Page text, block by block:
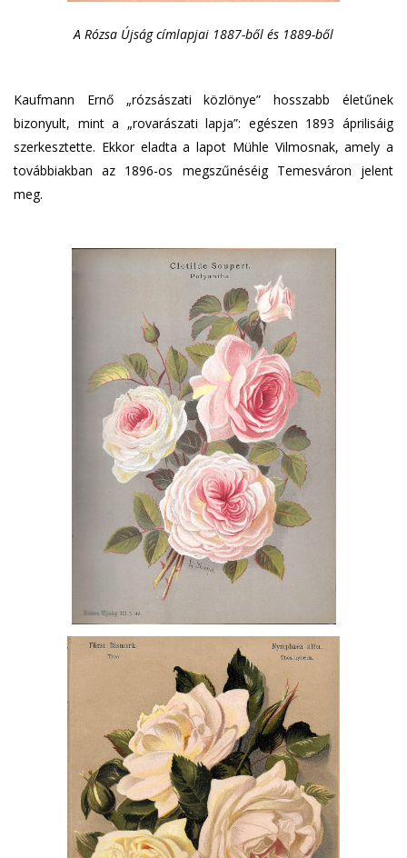
A Rózsa Újság címlapjai 1887-ből és 1889-ből
Kaufmann Ernő „rózsászati közlönye” hosszabb életűnek
bizonyult, mint a „rovarászati lapja”: egészen 1893 áprilisáig
szerkesztette. Ekkor eladta a lapot Mühle Vilmosnak, amely a
továbbiakban az 1896-os megszűnéséig Temesváron jelent
meg.